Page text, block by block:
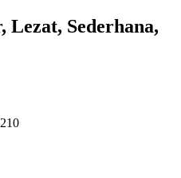
Lezat, Sederhana,
0